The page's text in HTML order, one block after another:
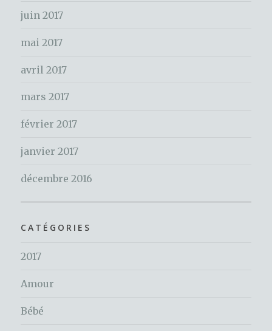
:juin 2017
mai 2017
avril 2017
mars 2017
février 2017
janvier 2017
décembre 2016
CATÉGORIES
2017
Amour
Bébé